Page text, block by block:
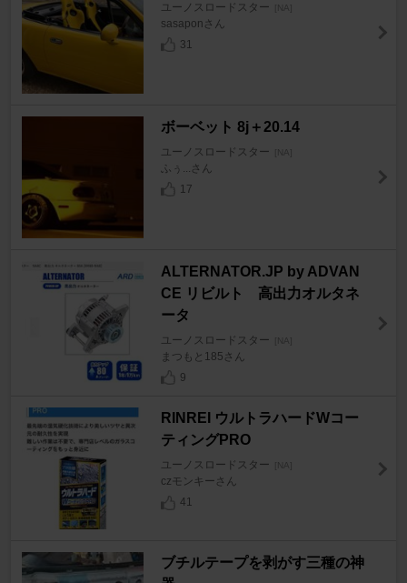
ユーノスロードスター [NA]
sasaponさん
31
ボーベット 8j＋20.14
ユーノスロードスター [NA]
ふぅ...さん
17
ALTERNATOR.JP by ADVAN
CE リビルト 高出力オルタネ
ータ
ユーノスロードスター [NA]
まつもと185さん
9
RINREI ウルトラハードWコー
ティングPRO
ユーノスロードスター [NA]
czモンキーさん
41
ブチルテープを剥がす三種の神